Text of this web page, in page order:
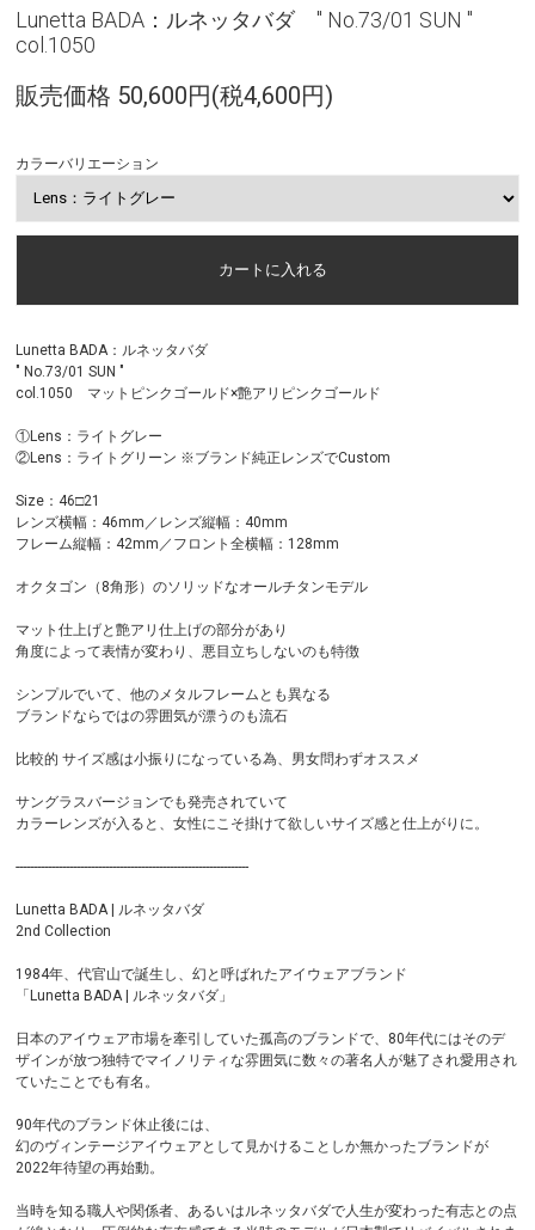
Lunetta BADA：ルネッタバダ " No.73/01 SUN "
col.1050
販売価格 50,600円(税4,600円)
カラーバリエーション
Lunetta BADA：ルネッタバダ
" No.73/01 SUN "
col.1050 マットピンクゴールド×艶アリピンクゴールド
①Lens：ライトグレー
②Lens：ライトグリーン ※ブランド純正レンズでCustom
Size：46□21
レンズ横幅：46mm／レンズ縦幅：40mm
フレーム縦幅：42mm／フロント全横幅：128mm
オクタゴン（8角形）のソリッドなオールチタンモデル
マット仕上げと艶アリ仕上げの部分があり
角度によって表情が変わり、悪目立ちしないのも特徴
シンプルでいて、他のメタルフレームとも異なる
ブランドならではの雰囲気が漂うのも流石
比較的 サイズ感は小振りになっている為、男女問わずオススメ
サングラスバージョンでも発売されていて
カラーレンズが入ると、女性にこそ掛けて欲しいサイズ感と仕上がりに。
-----------------------------------------------------------------
Lunetta BADA | ルネッタバダ
2nd Collection
1984年、代官山で誕生し、幻と呼ばれたアイウェアブランド
「Lunetta BADA | ルネッタバダ」
日本のアイウェア市場を牽引していた孤高のブランドで、80年代にはそのデ
ザインが放つ独特でマイノリティな雰囲気に数々の著名人が魅了され愛用され
ていたことでも有名。
90年代のブランド休止後には、
幻のヴィンテージアイウェアとして見かけることしか無かったブランドが
2022年待望の再始動。
当時を知る職人や関係者、あるいはルネッタバダで人生が変わった有志との点